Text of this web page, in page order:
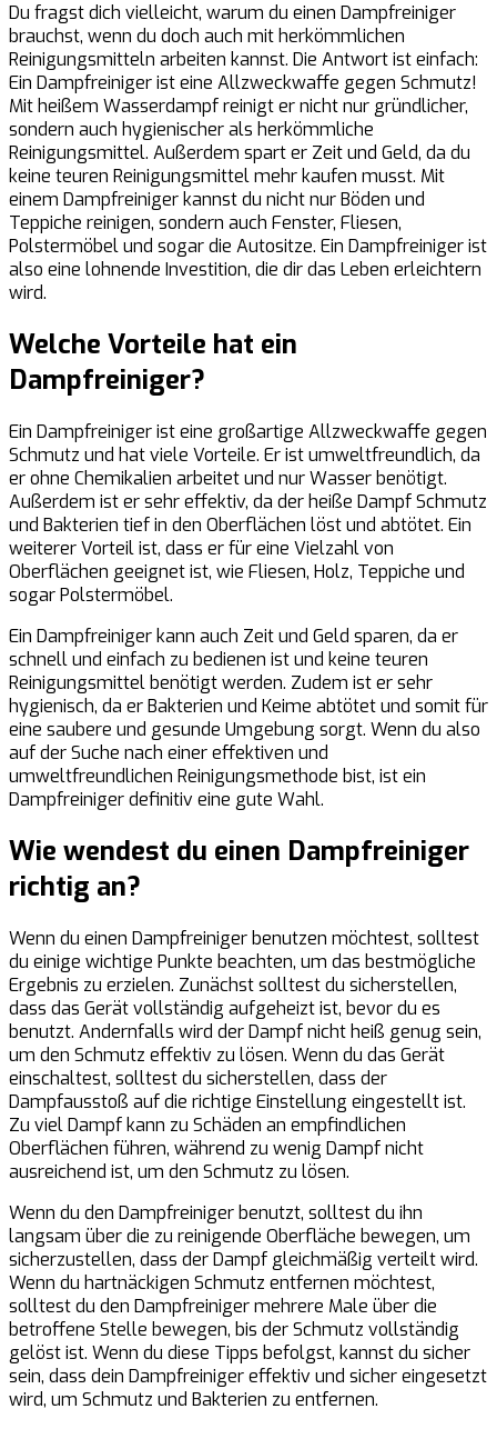
Du fragst dich vielleicht, warum du einen Dampfreiniger
brauchst, wenn du doch auch mit herkömmlichen
Reinigungsmitteln arbeiten kannst. Die Antwort ist einfach:
Ein Dampfreiniger ist eine Allzweckwaffe gegen Schmutz!
Mit heißem Wasserdampf reinigt er nicht nur gründlicher,
sondern auch hygienischer als herkömmliche
Reinigungsmittel. Außerdem spart er Zeit und Geld, da du
keine teuren Reinigungsmittel mehr kaufen musst. Mit
einem Dampfreiniger kannst du nicht nur Böden und
Teppiche reinigen, sondern auch Fenster, Fliesen,
Polstermöbel und sogar die Autositze. Ein Dampfreiniger ist
also eine lohnende Investition, die dir das Leben erleichtern
wird.
Welche Vorteile hat ein
Dampfreiniger?
Ein Dampfreiniger ist eine großartige Allzweckwaffe gegen
Schmutz und hat viele Vorteile. Er ist umweltfreundlich, da
er ohne Chemikalien arbeitet und nur Wasser benötigt.
Außerdem ist er sehr effektiv, da der heiße Dampf Schmutz
und Bakterien tief in den Oberflächen löst und abtötet. Ein
weiterer Vorteil ist, dass er für eine Vielzahl von
Oberflächen geeignet ist, wie Fliesen, Holz, Teppiche und
sogar Polstermöbel.
Ein Dampfreiniger kann auch Zeit und Geld sparen, da er
schnell und einfach zu bedienen ist und keine teuren
Reinigungsmittel benötigt werden. Zudem ist er sehr
hygienisch, da er Bakterien und Keime abtötet und somit für
eine saubere und gesunde Umgebung sorgt. Wenn du also
auf der Suche nach einer effektiven und
umweltfreundlichen Reinigungsmethode bist, ist ein
Dampfreiniger definitiv eine gute Wahl.
Wie wendest du einen Dampfreiniger
richtig an?
Wenn du einen Dampfreiniger benutzen möchtest, solltest
du einige wichtige Punkte beachten, um das bestmögliche
Ergebnis zu erzielen. Zunächst solltest du sicherstellen,
dass das Gerät vollständig aufgeheizt ist, bevor du es
benutzt. Andernfalls wird der Dampf nicht heiß genug sein,
um den Schmutz effektiv zu lösen. Wenn du das Gerät
einschaltest, solltest du sicherstellen, dass der
Dampfausstoß auf die richtige Einstellung eingestellt ist.
Zu viel Dampf kann zu Schäden an empfindlichen
Oberflächen führen, während zu wenig Dampf nicht
ausreichend ist, um den Schmutz zu lösen.
Wenn du den Dampfreiniger benutzt, solltest du ihn
langsam über die zu reinigende Oberfläche bewegen, um
sicherzustellen, dass der Dampf gleichmäßig verteilt wird.
Wenn du hartnäckigen Schmutz entfernen möchtest,
solltest du den Dampfreiniger mehrere Male über die
betroffene Stelle bewegen, bis der Schmutz vollständig
gelöst ist. Wenn du diese Tipps befolgst, kannst du sicher
sein, dass dein Dampfreiniger effektiv und sicher eingesetzt
wird, um Schmutz und Bakterien zu entfernen.